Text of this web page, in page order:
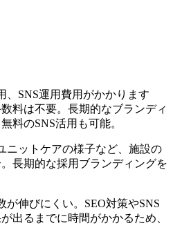
、SNS運用費用がかかります
料は不要。長期的なブランディ
料のSNS活用も可能。
ニットケアの様子など、施設の
長期的な採用ブランディングを
が伸びにくい。SEO対策やSNS
出るまでに時間がかかるため、